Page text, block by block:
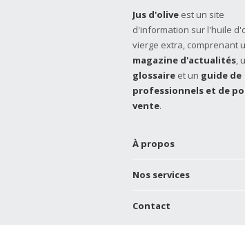
Jus d'olive est un site
d'information sur l'huile
vierge extra, comprenant
magazine d'actualités,
glossaire et un guide de
professionnels et de
vente.
À propos
Nos services
Contact